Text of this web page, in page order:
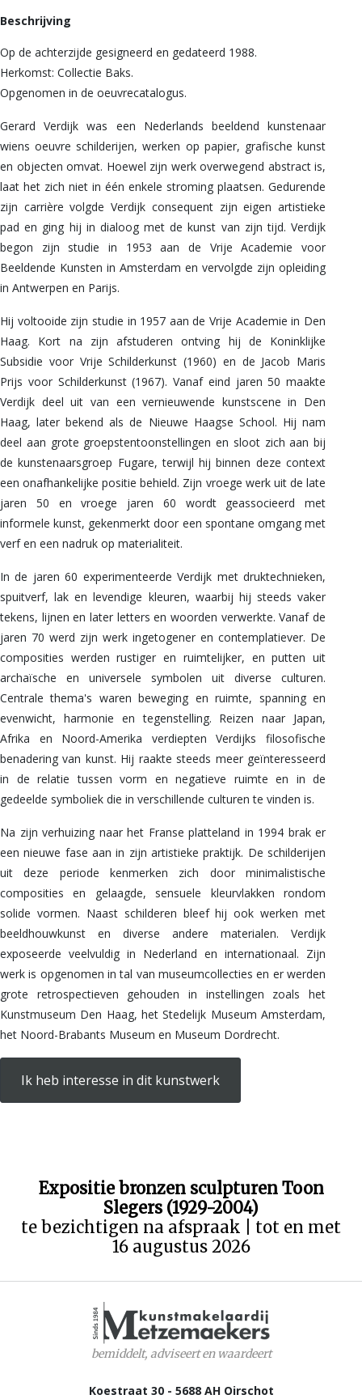
Beschrijving
Op de achterzijde gesigneerd en gedateerd 1988.
Herkomst: Collectie Baks.
Opgenomen in de oeuvrecatalogus.
Gerard Verdijk was een Nederlands beeldend kunstenaar
wiens oeuvre schilderijen, werken op papier, grafische kunst
en objecten omvat. Hoewel zijn werk overwegend abstract is,
laat het zich niet in één enkele stroming plaatsen. Gedurende
zijn carrière volgde Verdijk consequent zijn eigen artistieke
pad en ging hij in dialoog met de kunst van zijn tijd. Verdijk
begon zijn studie in 1953 aan de Vrije Academie voor
Beeldende Kunsten in Amsterdam en vervolgde zijn opleiding
in Antwerpen en Parijs.
Hij voltooide zijn studie in 1957 aan de Vrije Academie in Den
Haag. Kort na zijn afstuderen ontving hij de Koninklijke
Subsidie ​​voor Vrije Schilderkunst (1960) en de Jacob Maris
Prijs voor Schilderkunst (1967). Vanaf eind jaren 50 maakte
Verdijk deel uit van een vernieuwende kunstscene in Den
Haag, later bekend als de Nieuwe Haagse School. Hij nam
deel aan grote groepstentoonstellingen en sloot zich aan bij
de kunstenaarsgroep Fugare, terwijl hij binnen deze context
een onafhankelijke positie behield. Zijn vroege werk uit de late
jaren 50 en vroege jaren 60 wordt geassocieerd met
informele kunst, gekenmerkt door een spontane omgang met
verf en een nadruk op materialiteit.
In de jaren 60 experimenteerde Verdijk met druktechnieken,
spuitverf, lak en levendige kleuren, waarbij hij steeds vaker
tekens, lijnen en later letters en woorden verwerkte. Vanaf de
jaren 70 werd zijn werk ingetogener en contemplatiever. De
composities werden rustiger en ruimtelijker, en putten uit
archaïsche en universele symbolen uit diverse culturen.
Centrale thema's waren beweging en ruimte, spanning en
evenwicht, harmonie en tegenstelling. Reizen naar Japan,
Afrika en Noord-Amerika verdiepten Verdijks filosofische
benadering van kunst. Hij raakte steeds meer geïnteresseerd
in de relatie tussen vorm en negatieve ruimte en in de
gedeelde symboliek die in verschillende culturen te vinden is.
Na zijn verhuizing naar het Franse platteland in 1994 brak er
een nieuwe fase aan in zijn artistieke praktijk. De schilderijen
uit deze periode kenmerken zich door minimalistische
composities en gelaagde, sensuele kleurvlakken rondom
solide vormen. Naast schilderen bleef hij ook werken met
beeldhouwkunst en diverse andere materialen. Verdijk
exposeerde veelvuldig in Nederland en internationaal. Zijn
werk is opgenomen in tal van museumcollecties en er werden
grote retrospectieven gehouden in instellingen zoals het
Kunstmuseum Den Haag, het Stedelijk Museum Amsterdam,
het Noord-Brabants Museum en Museum Dordrecht.
Ik heb interesse in dit kunstwerk
Expositie bronzen sculpturen Toon
Slegers (1929-2004)
te bezichtigen na afspraak | tot en met
16 augustus 2026
bemiddelt, adviseert en waardeert
Koestraat 30 - 5688 AH Oirschot